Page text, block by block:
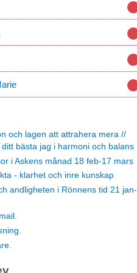
och lagen att attrahera mera //
bästa jag i harmoni och balans
i Askens månad 18 feb-17 mars
- klarhet och inre kunskap
andligheten i Rönnens tid 21 jan-